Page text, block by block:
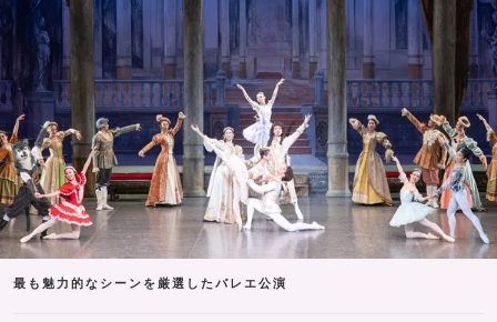
最も魅力的なシーンを厳選したバレエ公演